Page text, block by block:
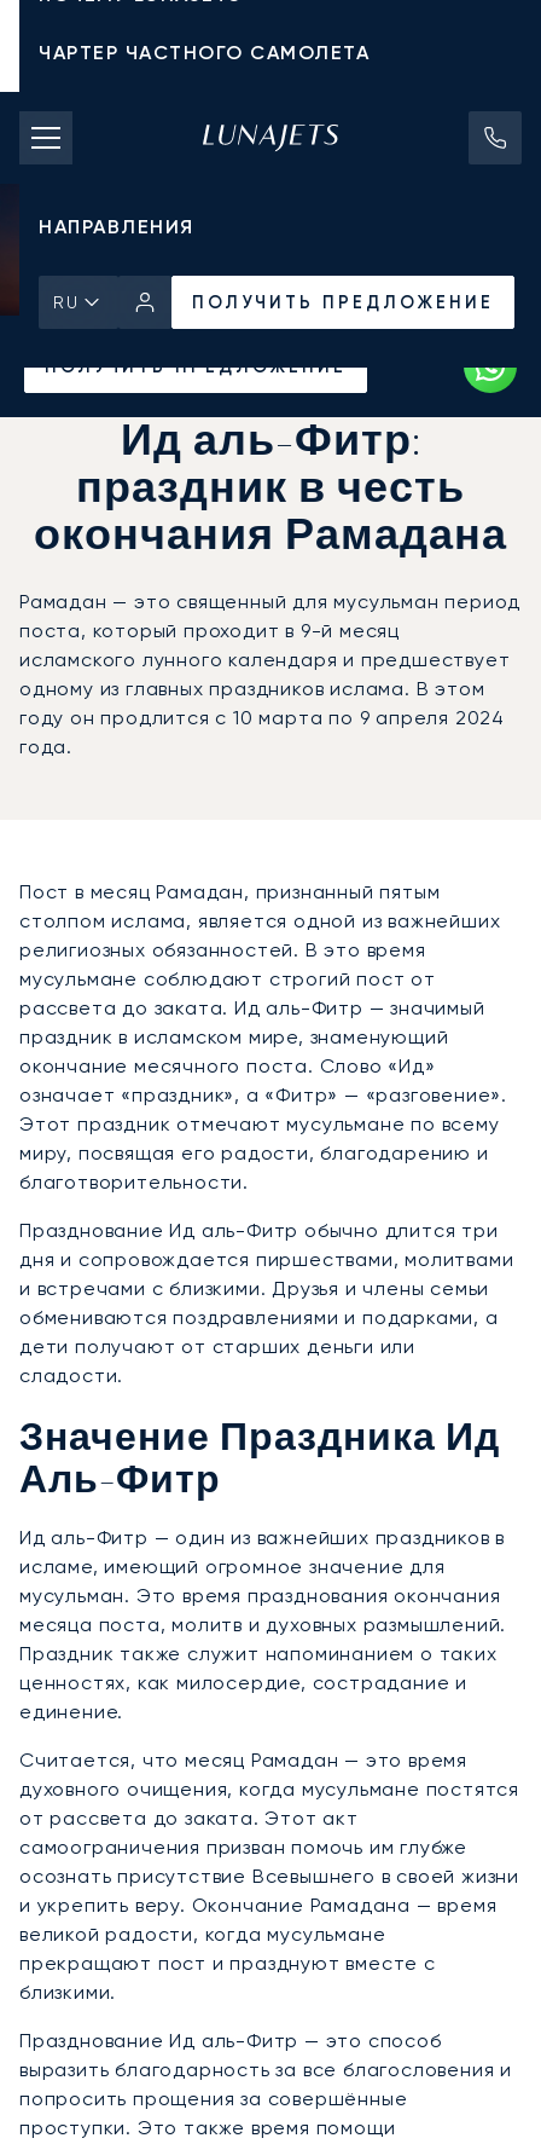
ЧАРТЕР ЧАСТНОГО САМОЛЕТА
СТОИМОСТЬ ЧАРТЕРА
ЧАСТНЫЕ САМОЛЕТЫ
НАПРАВЛЕНИЯ
RU ПОЛУЧИТЬ ПРЕДЛОЖЕНИЕ
ПОЛУЧИТЬ ПРЕДЛОЖЕНИЕ
Ид аль-Фитр:
праздник в честь
окончания Рамадана
Рамадан — это священный для мусульман период
поста, который проходит в 9-й месяц
исламского лунного календаря и предшествует
одному из главных праздников ислама. В этом
году он продлится с 10 марта по 9 апреля 2024
года.
Пост в месяц Рамадан, признанный пятым
столпом ислама, является одной из важнейших
религиозных обязанностей. В это время
мусульмане соблюдают строгий пост от
рассвета до заката. Ид аль-Фитр — значимый
праздник в исламском мире, знаменующий
окончание месячного поста. Слово «Ид»
означает «праздник», а «Фитр» — «разговение».
Этот праздник отмечают мусульмане по всему
миру, посвящая его радости, благодарению и
благотворительности.
Празднование Ид аль-Фитр обычно длится три
дня и сопровождается пиршествами, молитвами
и встречами с близкими. Друзья и члены семьи
обмениваются поздравлениями и подарками, а
дети получают от старших деньги или
сладости.
Значение Праздника Ид
Аль-Фитр
Ид аль-Фитр — один из важнейших праздников в
исламе, имеющий огромное значение для
мусульман. Это время празднования окончания
месяца поста, молитв и духовных размышлений.
Праздник также служит напоминанием о таких
ценностях, как милосердие, сострадание и
единение.
Считается, что месяц Рамадан — это время
духовного очищения, когда мусульмане постятся
от рассвета до заката. Этот акт
самоограничения призван помочь им глубже
осознать присутствие Всевышнего в своей жизни
и укрепить веру. Окончание Рамадана — время
великой радости, когда мусульмане
прекращают пост и празднуют вместе с
близкими.
Празднование Ид аль-Фитр — это способ
выразить благодарность за все благословения и
попросить прощения за совершённые
проступки. Это также время помощи